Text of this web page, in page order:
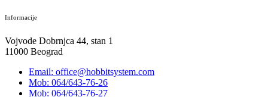
Informacije
Vojvode Dobrnjca 44, stan 1
11000 Beograd
Email: office@hobbitsystem.com
Mob: 064/643-76-26
Mob: 064/643-76-27